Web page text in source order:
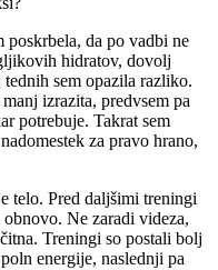
poskrbela, da po vadbi ne
hidratov, dovolj
sem opazila razliko.
izrazita, predvsem pa
potrebuje. Takrat sem
za pravo hrano,
telo. Pred daljšimi treningi
Ne zaradi videza,
Treningi so postali bolj
energije, naslednji pa